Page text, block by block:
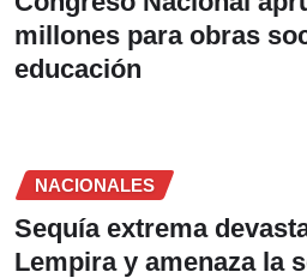
millones para obras
educación
NACIONALES
Sequía extrema
Lempira y amenaza la